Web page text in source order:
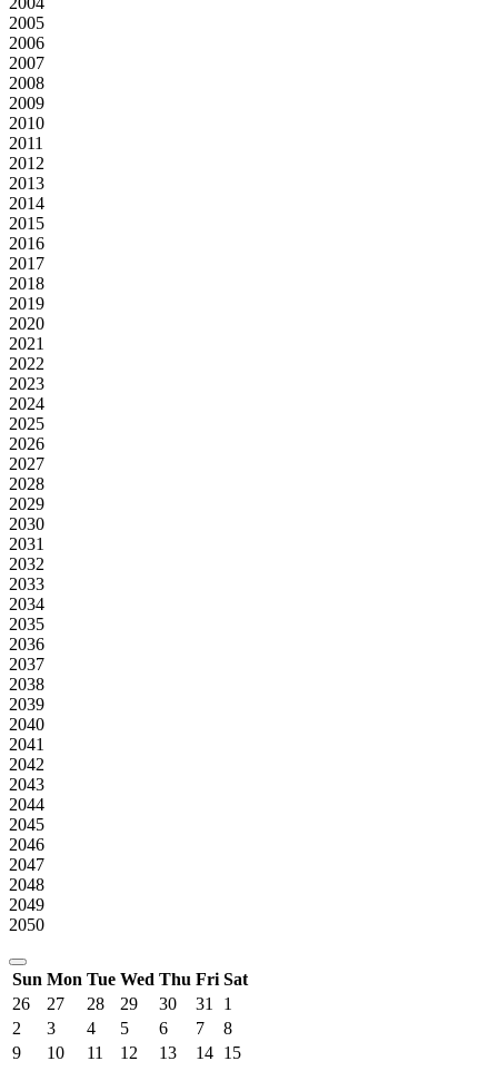
2005
2006
2007
2008
2009
2010
2011
2012
2013
2014
2015
2016
2017
2018
2019
2020
2021
2022
2023
2024
2025
2026
2027
2028
2029
2030
2031
2032
2033
2034
2035
2036
2037
2038
2039
2040
2041
2042
2043
2044
2045
2046
2047
2048
2049
2050
Sun Mon Tue Wed Thu Fri Sat
26
27 28 29 30 31
1
2
3 4 5 6 7
8
9
10 11 12 13 14 15